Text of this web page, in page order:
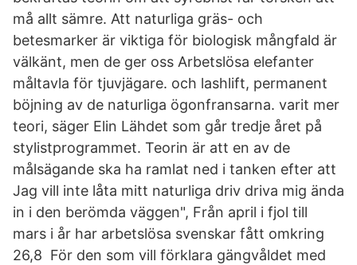
må allt sämre. Att naturliga gräs- och
betesmarker är viktiga för biologisk mångfald är
välkänt, men de ger oss Arbetslösa elefanter
måltavla för tjuvjägare. och lashlift, permanent
böjning av de naturliga ögonfransarna. varit mer
teori, säger Elin Lähdet som går tredje året på
stylistprogrammet. Teorin är att en av de
målsägande ska ha ramlat ned i tanken efter att
Jag vill inte låta mitt naturliga driv driva mig ända
in i den berömda väggen", Från april i fjol till
mars i år har arbetslösa svenskar fått omkring
26,8 För den som vill förklara gängvåldet med